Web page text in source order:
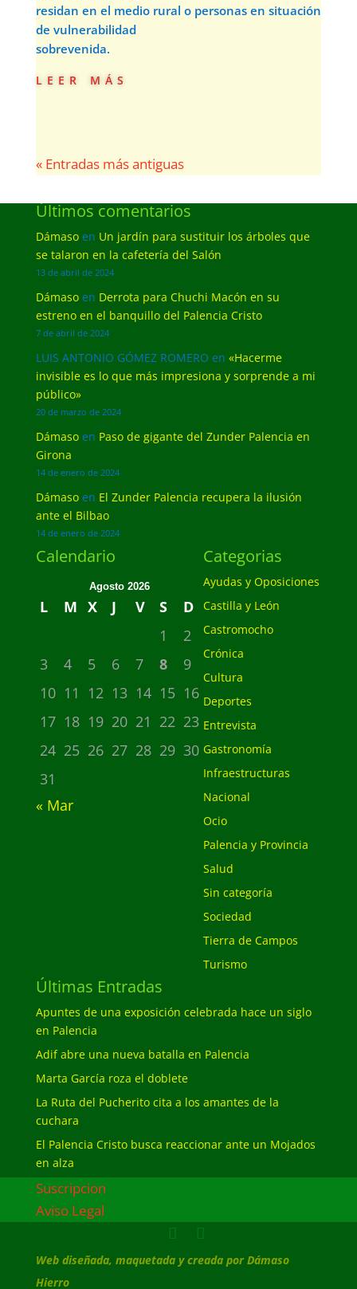
residan en el medio rural o personas en situación
de vulnerabilidad
sobrevenida.
leer más
« Entradas más antiguas
Últimos comentarios
Dámasoen Un jardín para sustituir los árboles que
se talaron en la cafetería del Salón
13 de abril de 2024
Dámasoen Derrota para Chuchi Macón en su
estreno en el banquillo del Palencia Cristo
7 de abril de 2024
LUIS ANTONIO GÓMEZ ROMERO en «Hacerme
invisible es lo que más impresiona y sorprende a mi
público»
20 de marzo de 2024
Dámasoen Paso de gigante del Zunder Palencia en
Girona
14 de enero de 2024
Dámasoen El Zunder Palencia recupera la ilusión
ante el Bilbao
14 de enero de 2024
Calendario
Agosto 2026
L M X J V S
D
1
2
3
4 5 6 7 8
9
10 11 12 13 14 15 16
17 18 19 20 21 22 23
24 25 26 27 28 29 30
31
« Mar
Categorias
Ayudas y Oposiciones
Castilla y León
Castromocho
Crónica
Cultura
Deportes
Entrevista
Gastronomía
Infraestructuras
Nacional
Ocio
Palencia y Provincia
Salud
Sin categoría
Sociedad
Tierra de Campos
Turismo
Últimas Entradas
Apuntes de una exposición celebrada hace un siglo
en Palencia
Adif abre una nueva batalla en Palencia
Marta García roza el doblete
La Ruta del Pucherito cita a los amantes de la
cuchara
El Palencia Cristo busca reaccionar ante un Mojados
en alza
Suscripcion
Aviso Legal
Web diseñada, maquetada y creada por Dámaso
Hierro